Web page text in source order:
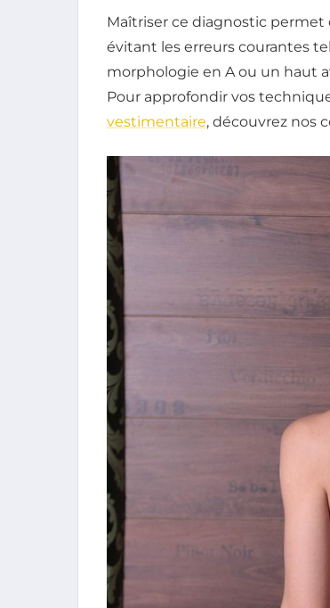
Maîtriser ce diagnostic
évitant les erreurs courantes
morphologie en A ou un haut
Pour approfondir vos
vestimentaire, découvrez nos